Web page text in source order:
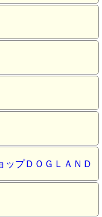
ップＤＯＧＬＡＮＤ